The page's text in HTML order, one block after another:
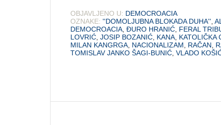
OBJAVLJENO U: DEMOCROACIA
OZNAKE: ''DOMOLJUBNA BLOKADA DUHA'',
DEMOCROACIA, ĐURO HRANIĆ, FERAL
LOVRIĆ, JOSIP BOZANIĆ, KANA, KATOLIČKA
MILAN KANGRGA, NACIONALIZAM, RAČAN,
TOMISLAV JANKO ŠAGI-BUNIĆ, VLADO